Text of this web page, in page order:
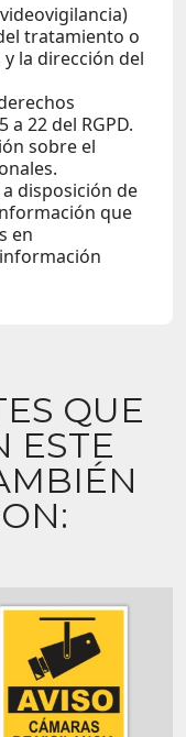
tratamiento o
la dirección del
22 del RGPD.
sobre el
disposición de
que
en
QUE
ESTE